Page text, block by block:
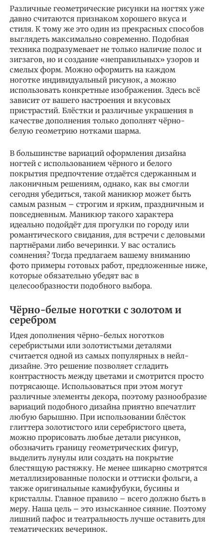
Различные геометрические рисунки на ногтях уже
давно считаются признаком хорошего вкуса и
стиля. К тому же это один из прекрасных способов
выглядеть максимально современно. Подобная
техника подразумевает не только наличие полос и
зигзагов, но и создание «неправильных» узоров и
смелых форм. Можно оформить на каждом
ноготке индивидуальный рисунок, а можно
использовать конкретные изображения. Здесь всё
зависит от вашего настроения и вкусовых
пристрастий. Блёстки и различные украшения в
качестве дополнения только дополнят чёрно-
белую геометрию нотками шарма.
В большинстве вариаций оформления дизайна
ногтей с использованием чёрного и белого
покрытия предпочтение отдаётся сдержанным и
лаконичным решениям, однако, как вы смогли
сегодня убедиться, такой маникюр может быть
самым разным – строгим и ярким, праздничным и
повседневным. Маникюр такого характера
идеально подойдёт для прогулки по городу или
романтического свидания, для встречи с деловыми
партнёрами либо вечеринки. У вас остались
сомнения? Тогда предлагаем вашему вниманию
фото примеры готовых работ, предложенные ниже,
которые обязательно убедят вас в
целесообразности подобного выбора.
Чёрно-белые ноготки с золотом и
серебром
Идея дополнения чёрно-белых ноготков
серебристыми или золотистыми деталями
считается одной из самых популярных в нейл-
дизайне. Это решение позволяет сгладить
контрастность между цветами и смотрится просто
потрясающе. Использоваться при этом могут
различные элементы декора, поэтому разнообразие
вариаций подобного дизайна приятно впечатлит
любую барышню. При использовании блёсток
глиттера золотистого или серебристого цвета,
можно прорисовать любые детали рисунков,
обозначить границу геометрических фигур,
выделить лунулы или создать на покрытие
блестящую растяжку. Не менее шикарно смотрятся
металлизированные полоски и оттиски фольги, а
также оригинальные камифубуки, бусины и
кристаллы. Главное правило – всего должно быть в
меру. Наша цель – это изысканное сияние. Поэтому
лишний пафос и театральность лучше оставить для
тематических вечеринок.